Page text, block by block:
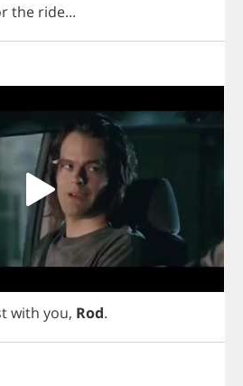
the ride...
with you, Rod.